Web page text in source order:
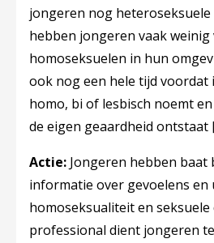
jongeren nog heteroseksuele
hebben jongeren vaak
homoseksuelen in hun
ook nog een hele tijd voordat
homo, bi of lesbisch noemt
de eigen geaardheid ontstaat
Actie: Jongeren hebben
informatie over gevoelens
homoseksualiteit en seksuele
professional dient jongeren